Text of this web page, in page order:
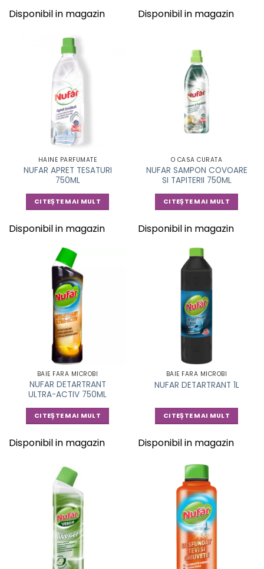
Disponibil in magazin Disponibil in magazin
HAINE PARFUMATE
NUFAR APRET TESATURI
750ML
CITEȘTE MAI MULT
Disponibil in magazin
O CASA CURATA
NUFAR SAMPON COVOARE
SI TAPITERII 750ML
CITEȘTE MAI MULT
Disponibil in magazin
BAIE FARA MICROBI
NUFAR DETARTRANT
ULTRA-ACTIV 750ML
CITEȘTE MAI MULT
Disponibil in magazin
BAIE FARA MICROBI
NUFAR DETARTRANT 1L
CITEȘTE MAI MULT
Disponibil in magazin